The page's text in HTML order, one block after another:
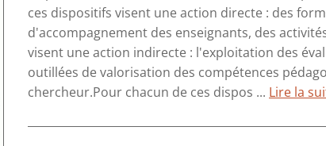
ces dispositifs visent une action directe : des
d'accompagnement des enseignants, des
visent une action indirecte : l'exploitation des
outillées de valorisation des compétences
chercheur.Pour chacun de ces dispos ... Lire la